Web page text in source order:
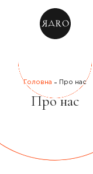
Головна Про нас
Про нас